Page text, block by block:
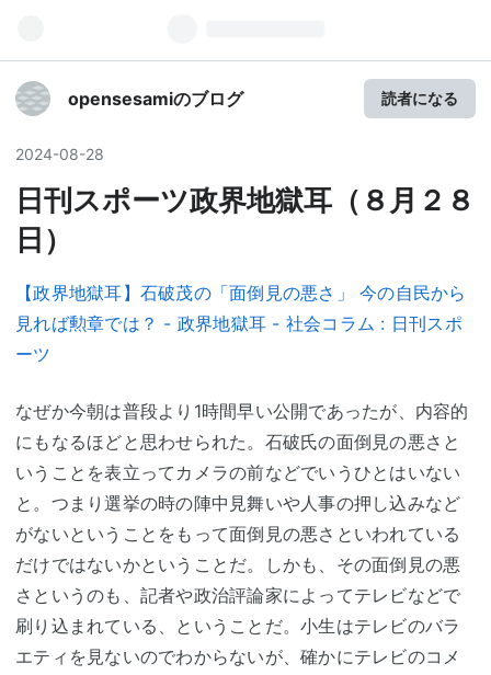
opensesamiのブログ 読者になる
2024-08-28
日刊スポーツ政界地獄耳（８月２８
日）
【政界地獄耳】石破茂の「面倒見の悪さ」 今の自民から
見れば勲章では？ - 政界地獄耳 - 社会コラム : 日刊スポ
ーツ
なぜか今朝は普段より1時間早い公開であったが、内容的
にもなるほどと思わせられた。石破氏の面倒見の悪さと
いうことを表立ってカメラの前などでいうひとはいない
と。つまり選挙の時の陣中見舞いや人事の押し込みなど
がないということをもって面倒見の悪さといわれている
だけではないかということだ。しかも、その面倒見の悪
さというのも、記者や政治評論家によってテレビなどで
刷り込まれている、ということだ。小生はテレビのバラ
エティを見ないのでわからないが、確かにテレビのコメ